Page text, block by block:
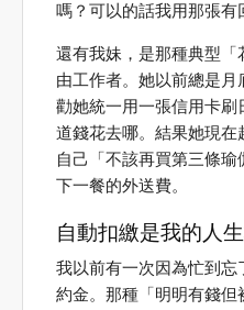
嗎？可以的話我用那張有
還有我妹，是那種典型「
由工作者。她以前總是
勸她統一用一張信用卡刷
道錢花去哪。結果她現在
自己「不該再買第三條
下一餐的外送費。
自動扣繳是我的人
我以前有一次因為忙到忘
約金。那種「明明有錢但